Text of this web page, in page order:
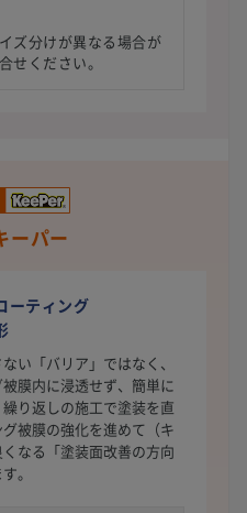
ズ分けが異なる場合が
せください。
ーパー
ーティング
い「バリア」ではなく、
膜内に浸透せず、簡単に
り返しの施工で塗装を直
被膜の強化を進めて（キ
なる「塗装面改善の方向
。